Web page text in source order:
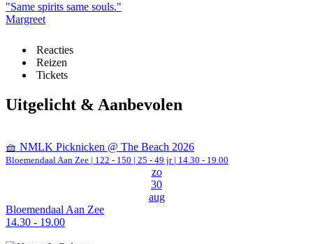
"Same spirits same souls."
Margreet
Reacties
Reizen
Tickets
Uitgelicht & Aanbevolen
🧺 NMLK Picknicken @ The Beach 2026
Bloemendaal Aan Zee | 122 - 150 | 25 - 49 jr | 14.30 - 19.00
zo
30
aug
Bloemendaal Aan Zee
14.30 - 19.00